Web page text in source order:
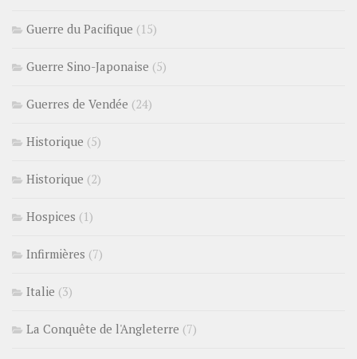
Guerre du Pacifique (15)
Guerre Sino-Japonaise (5)
Guerres de Vendée (24)
Historique (5)
Historique (2)
Hospices (1)
Infirmières (7)
Italie (3)
La Conquête de l'Angleterre (7)